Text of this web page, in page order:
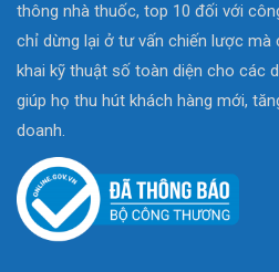
thông nhà thuốc, top 10 đối với
chỉ dừng lại ở tư vấn chiến lược
khai kỹ thuật số toàn diện cho các
giúp họ thu hút khách hàng mới,
doanh.